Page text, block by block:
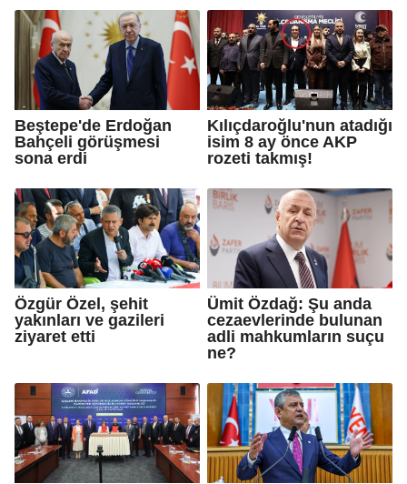
Beştepe'de Erdoğan
Bahçeli görüşmesi
sona erdi
Kılıçdaroğlu'nun atadığı
isim 8 ay önce AKP
rozeti takmış!
Özgür Özel, şehit
yakınları ve gazileri
ziyaret etti
Ümit Özdağ: Şu anda
cezaevlerinde bulunan
adli mahkumların suçu
ne?